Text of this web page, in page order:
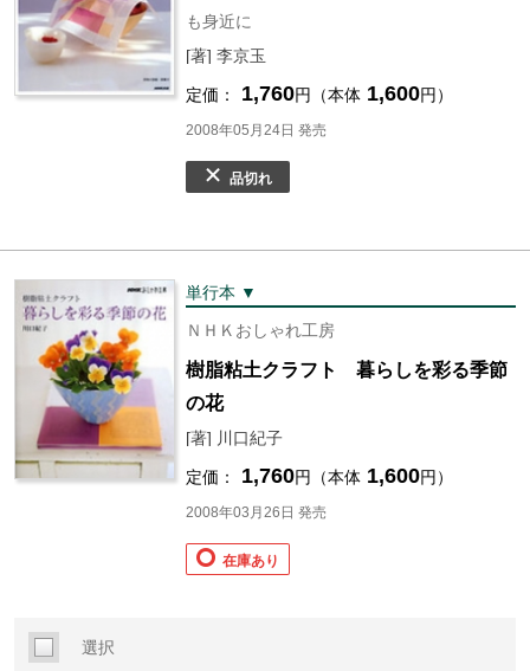
も身近に
[著] 李京玉
定価： 1,760円（本体 1,600円）
2008年05月24日 発売
品切れ
単行本 ▼
ＮＨＫおしゃれ工房
樹脂粘土クラフト 暮らしを彩る季節
の花
[著] 川口紀子
定価： 1,760円（本体 1,600円）
2008年03月26日 発売
在庫あり
選択